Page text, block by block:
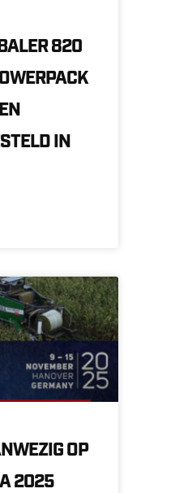
820
IN
OP
2025